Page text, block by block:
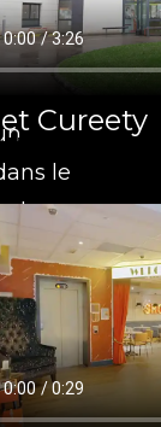
le
des
de
et
Cureety